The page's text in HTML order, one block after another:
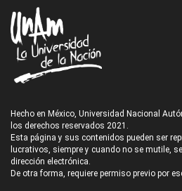
Hecho en México, Universidad Nacional
los derechos reservados 2021.
Esta página y sus contenidos pueden ser
lucrativos, siempre y cuando no se mutile,
dirección electrónica.
De otra forma, requiere permiso previo por